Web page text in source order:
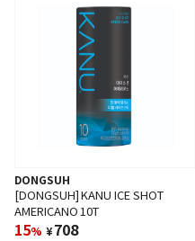
DONGSUH
[DONGSUH] KANU ICE SHOT
AMERICANO 10T
15% ¥708